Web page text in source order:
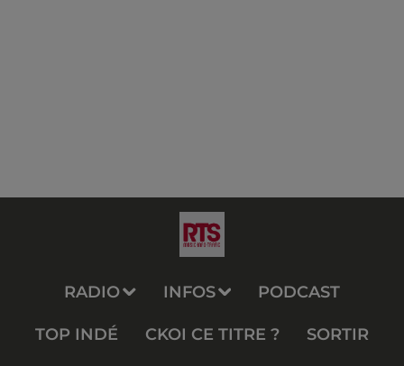
RADIO INFOS PODCAST
TOP INDÉ CKOI CE TITRE ? SORTIR